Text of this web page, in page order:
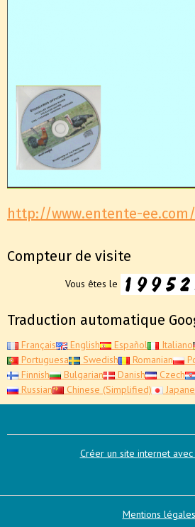
http://www.entente-
Compteur de visite
Vous êtes le
Traduction automatique
Français English Español Italiano
Portuguesa
Swedish Romanian
Finnish
Bulgarian Danish Czech
Russian
Chinese (Simplified)
Créer un site internet
Mentions légales